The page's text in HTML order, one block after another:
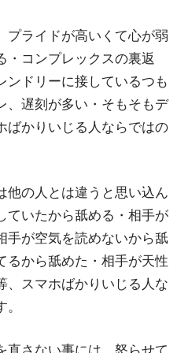
プライドが高いくて心が弱
・コンプレックスの裏返
ンドリーに接しているつも
、遅刻が多い・そもそもデ
ばかりいじる人ならではの
他の人とは違うと思い込ん
ていたから舐める・相手が
手が空気を読めないから舐
るから舐めた・相手が天性
、スマホばかりいじる人な